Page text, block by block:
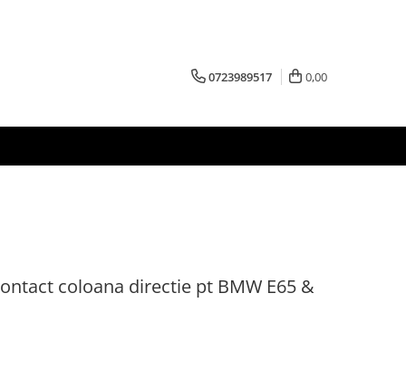
0723989517 0,00
coloana directie pt BMW E65 &